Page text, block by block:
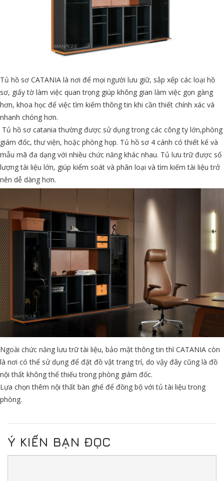
Tủ hồ sơ CATANIA là nơi để mọi người lưu giữ, sắp xếp các loại hồ
sơ, giấy tờ làm việc quan trọng giúp không gian làm việc gọn gàng
hơn, khoa học để việc tìm kiếm thông tin khi cần thiết chính xác và
nhanh chóng hơn.
Tủ hồ sơ catania thường được sử dụng trong các công ty lớn,phòng
giám đốc, thư viện, hoặc phòng họp. Tủ hồ sơ 4 cánh có thiết kế và
mẫu mã đa dạng với nhiều chức năng khác nhau. Tủ lưu trữ được số
lượng tài liệu lớn, giúp kiểm soát và phân loại và tìm kiếm tài liệu trở
nên dễ dàng hơn.
Ngoài chức năng lưu trữ tài liệu, bảo mật thông tin thì CATANIA còn
là nơi có thể sử dụng để đặt đồ vật trang trí, do vậy đây cũng là đồ
nội thất không thể thiếu trong phòng giám đốc.
Lựa chọn thêm nội thất bàn ghế để đồng bộ với tủ tài liệu trong
phòng.
Ý KIẾN BẠN ĐỌC